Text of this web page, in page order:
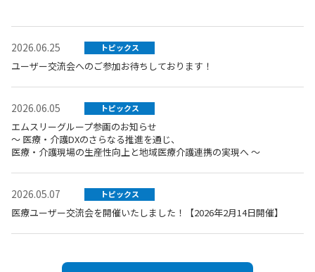
2026.06.25 トピックス
ユーザー交流会へのご参加お待ちしております！
2026.06.05 トピックス
エムスリーグループ参画のお知らせ
～ 医療・介護DXのさらなる推進を通じ、
医療・介護現場の生産性向上と地域医療介護連携の実現へ ～
2026.05.07 トピックス
医療ユーザー交流会を開催いたしました！【2026年2月14日開催】